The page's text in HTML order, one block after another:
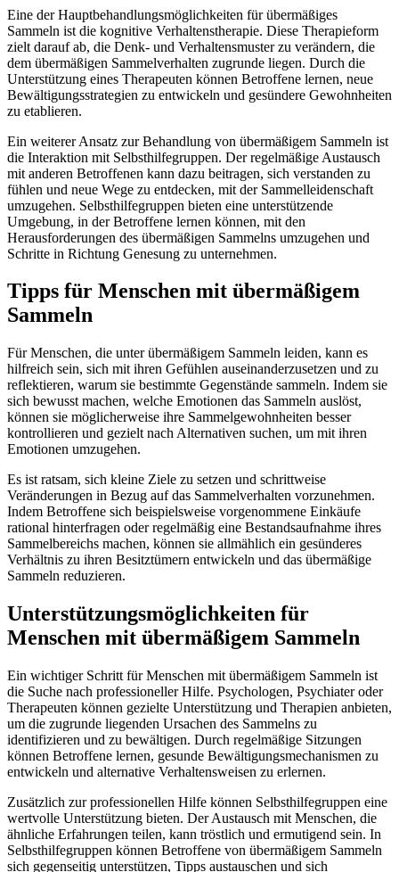
Eine der Hauptbehandlungsmöglichkeiten für übermäßiges
Sammeln ist die kognitive Verhaltenstherapie. Diese Therapieform
zielt darauf ab, die Denk- und Verhaltensmuster zu verändern, die
dem übermäßigen Sammelverhalten zugrunde liegen. Durch die
Unterstützung eines Therapeuten können Betroffene lernen, neue
Bewältigungsstrategien zu entwickeln und gesündere Gewohnheiten
zu etablieren.
Ein weiterer Ansatz zur Behandlung von übermäßigem Sammeln ist
die Interaktion mit Selbsthilfegruppen. Der regelmäßige Austausch
mit anderen Betroffenen kann dazu beitragen, sich verstanden zu
fühlen und neue Wege zu entdecken, mit der Sammelleidenschaft
umzugehen. Selbsthilfegruppen bieten eine unterstützende
Umgebung, in der Betroffene lernen können, mit den
Herausforderungen des übermäßigen Sammelns umzugehen und
Schritte in Richtung Genesung zu unternehmen.
Tipps für Menschen mit übermäßigem
Sammeln
Für Menschen, die unter übermäßigem Sammeln leiden, kann es
hilfreich sein, sich mit ihren Gefühlen auseinanderzusetzen und zu
reflektieren, warum sie bestimmte Gegenstände sammeln. Indem sie
sich bewusst machen, welche Emotionen das Sammeln auslöst,
können sie möglicherweise ihre Sammelgewohnheiten besser
kontrollieren und gezielt nach Alternativen suchen, um mit ihren
Emotionen umzugehen.
Es ist ratsam, sich kleine Ziele zu setzen und schrittweise
Veränderungen in Bezug auf das Sammelverhalten vorzunehmen.
Indem Betroffene sich beispielsweise vorgenommene Einkäufe
rational hinterfragen oder regelmäßig eine Bestandsaufnahme ihres
Sammelbereichs machen, können sie allmählich ein gesünderes
Verhältnis zu ihren Besitztümern entwickeln und das übermäßige
Sammeln reduzieren.
Unterstützungsmöglichkeiten für
Menschen mit übermäßigem Sammeln
Ein wichtiger Schritt für Menschen mit übermäßigem Sammeln ist
die Suche nach professioneller Hilfe. Psychologen, Psychiater oder
Therapeuten können gezielte Unterstützung und Therapien anbieten,
um die zugrunde liegenden Ursachen des Sammelns zu
identifizieren und zu bewältigen. Durch regelmäßige Sitzungen
können Betroffene lernen, gesunde Bewältigungsmechanismen zu
entwickeln und alternative Verhaltensweisen zu erlernen.
Zusätzlich zur professionellen Hilfe können Selbsthilfegruppen eine
wertvolle Unterstützung bieten. Der Austausch mit Menschen, die
ähnliche Erfahrungen teilen, kann tröstlich und ermutigend sein. In
Selbsthilfegruppen können Betroffene von übermäßigem Sammeln
sich gegenseitig unterstützen, Tipps austauschen und sich